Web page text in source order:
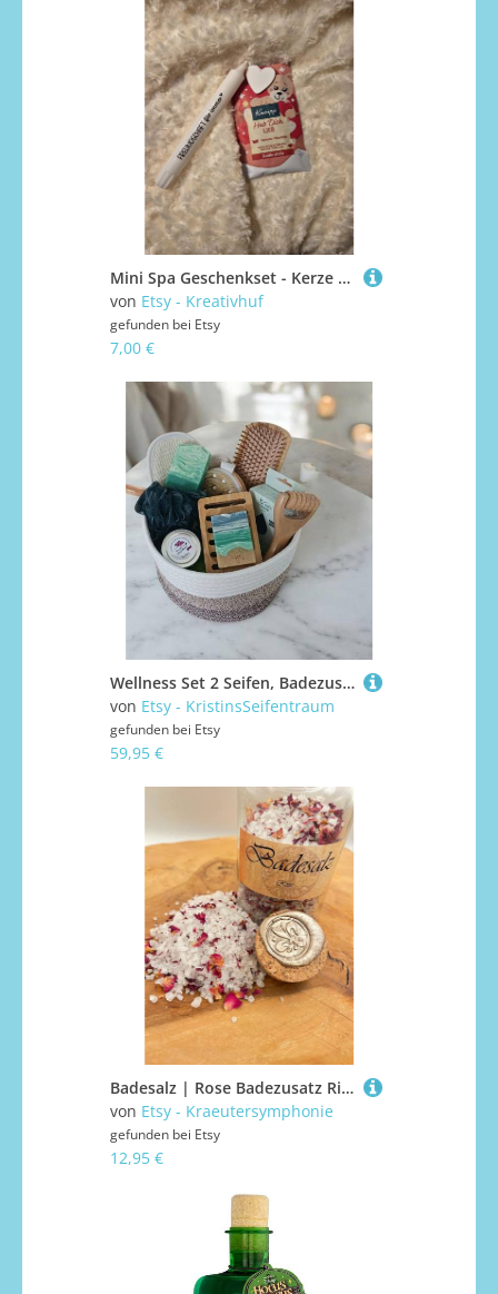
Mini Spa Geschenkset - Kerze & Badezusatz
von Etsy - Kreativhuf
gefunden bei Etsy
7,00 €
Wellness Set 2 Seifen, Badezusatz Meersalz & Badeartikel Im Sisalkorb, Handgemacht, Palmölfrei Und Vegan, Weihnachten, Geschenkekorb, Geburtstag
von Etsy - KristinsSeifentraum
gefunden bei Etsy
59,95 €
Badesalz | Rose Badezusatz Ritualbad
von Etsy - Kraeutersymphonie
gefunden bei Etsy
12,95 €